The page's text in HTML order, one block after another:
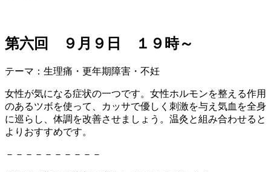
第六回 ９月９日 １９時～
テーマ：生理痛・更年期障害・不妊
女性が気になる症状の一つです。女性ホルモンを整える作用
のあるツボを使って、カッサで優しく刺激を与え気血を全身
に巡らし、体調を改善させましょう。温灸と組み合わせると
よりおすすめです。
－－－－－－－－－－